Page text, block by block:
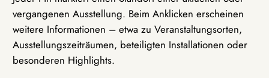
vergangenen Ausstellung. Beim Anklicken erscheinen
weitere Informationen – etwa zu Veranstaltungsorten,
Ausstellungszeiträumen, beteiligten Installationen oder
besonderen Highlights.